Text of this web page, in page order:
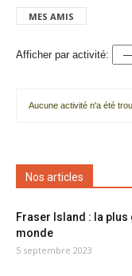
MES AMIS
Afficher par activité:
Aucune activité n'a été
Nos articles
Fraser Island : la
monde
5 septembre 2023